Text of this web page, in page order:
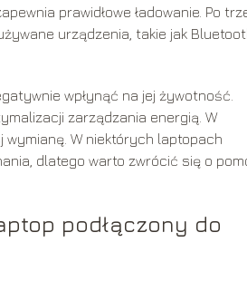
prawidłowe ładowanie. Po
urządzenia, takie jak
wpłynąć na jej żywotność.
zarządzania energią. W
W niektórych laptopach
dlatego warto zwrócić się o
podłączony do